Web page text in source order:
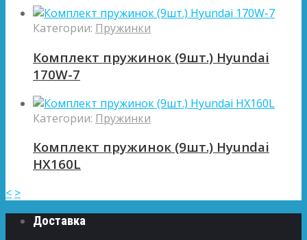
Категории: Пружинки
Комплект пружинок (9шт.) Hyundai
170W-7
Категории: Пружинки
Комплект пружинок (9шт.) Hyundai
HX160L
< >
Доставка